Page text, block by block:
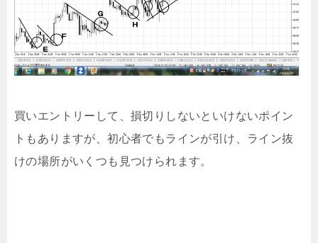
買いエントリーして、損切りしないといけないポイン
トもありますが、初心者でもラインが引け、ライン抜
けの場所がいくつも見つけられます。